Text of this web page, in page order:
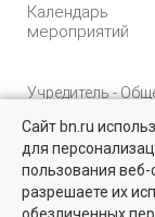
Квартиры на
Более 10 тысяч
собственников и
Календарь
мероприятий
Учредитель -
"Управляющая
компания
недвижимости"
Сайт bn.ru
для
пользования
разрешаете их